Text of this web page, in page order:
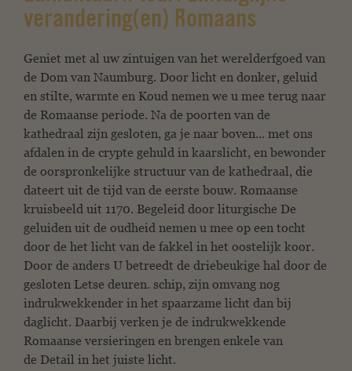
verandering(en) Romaans
Geniet met al uw zintuigen van het werelderfgoed van
de Dom van Naumburg. Door licht en donker, geluid
en stilte, warmte en Koud nemen we u mee terug naar
de Romaanse periode. Na de poorten van de
kathedraal zijn gesloten, ga je naar boven... met ons
afdalen in de crypte gehuld in kaarslicht, en bewonder
de oorspronkelijke structuur van de kathedraal, die
dateert uit de tijd van de eerste bouw. Romaanse
kruisbeeld uit 1170. Begeleid door liturgische De
geluiden uit de oudheid nemen u mee op een tocht
door de het licht van de fakkel in het oostelijk koor.
Door de anders U betreedt de driebeukige hal door de
gesloten Letse deuren. schip, zijn omvang nog
indrukwekkender in het spaarzame licht dan bij
daglicht. Daarbij verken je de indrukwekkende
Romaanse versieringen en brengen enkele van
de Detail in het juiste licht.